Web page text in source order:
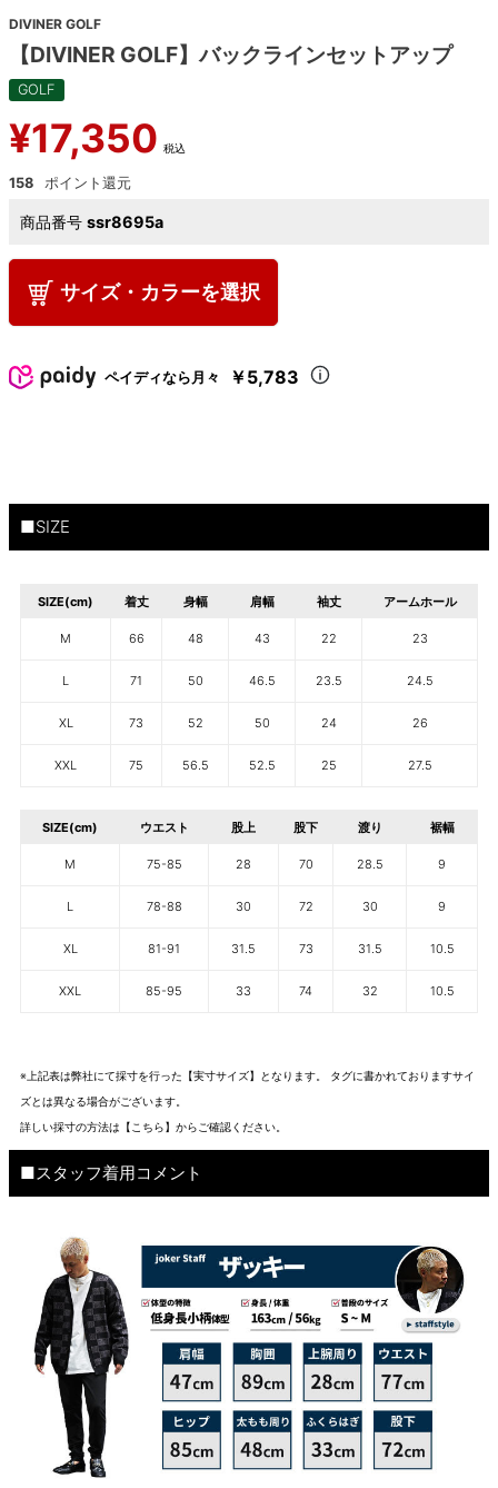
DIVINER GOLF
【DIVINER GOLF】バックラインセットアップ
GOLF
¥17,350 税込
158
商品番号 ssr8695a
サイズ・カラーを選択
ペイディなら月々 ￥5,783
■SIZE
SIZE(cm) 着丈 身幅 肩幅 袖丈 アームホール
M 66 48 43 22 23
L 71 50 46.5 23.5 24.5
XL 73 52 50 24 26
XXL 75 56.5 52.5 25 27.5
SIZE(cm) ウエスト 股上 股下 渡り 裾幅
M 75-85 28 70 28.5 9
L 78-88 30 72 30 9
XL 81-91 31.5 73 31.5 10.5
XXL 85-95 33 74 32 10.5
※上記表は弊社にて採寸を行った【実寸サイズ】となります。 タグに書かれておりますサイ
ズとは異なる場合がございます。
詳しい採寸の方法は 【こちら】から ご確認ください。
■スタッフ着用コメント